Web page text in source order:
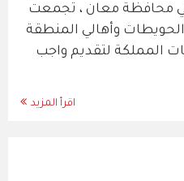
محافظة معان ، تجمعت
وأهالي المنطقة
المملكة لتقديم واجب
اقرأ المزيد